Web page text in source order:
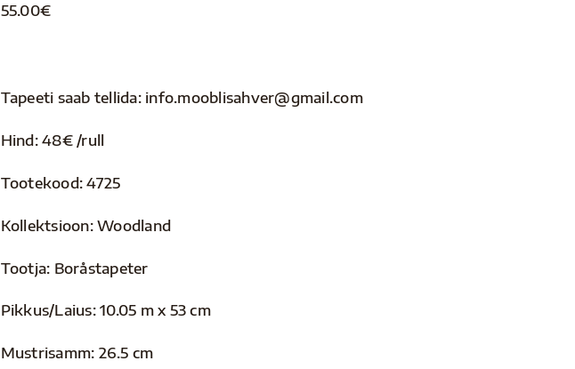
55.00€
Tapeeti saab tellida: info.mooblisahver@gmail.com
Hind: 48€ /rull
Tootekood: 4725
Kollektsioon: Woodland
Tootja: Boråstapeter
Pikkus/Laius: 10.05 m x 53 cm
Mustrisamm: 26.5 cm